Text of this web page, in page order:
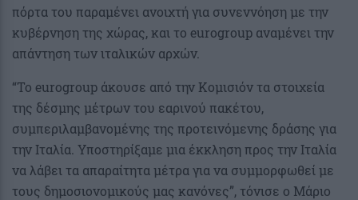
πόρτα του παραμένει ανοιχτή για συνεννόηση με την
κυβέρνηση της χώρας, και το eurogroup αναμένει την
απάντηση των ιταλικών αρχών.
“To eurogroup άκουσε από την Kομισιόν τα στοιχεία
της δέσμης μέτρων του εαρινού πακέτου,
συμπεριλαμβανομένης της προτεινόμενης δράσης για
την Ιταλία. Υποστηρίξαμε μια έκκληση προς την Ιταλία
να λάβει τα απαραίτητα μέτρα για να συμμορφωθεί με
τους δημοσιονομικούς μας κανόνες”, τόνισε ο Μάριο